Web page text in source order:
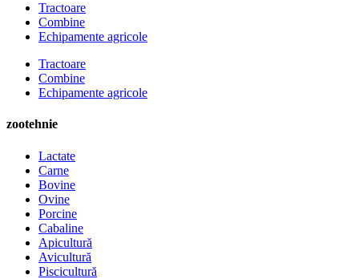
Tractoare
Combine
Echipamente agricole
Tractoare
Combine
Echipamente agricole
zootehnie
Lactate
Carne
Bovine
Ovine
Porcine
Cabaline
Apicultură
Avicultură
Piscicultură